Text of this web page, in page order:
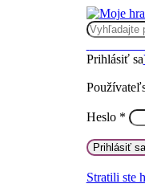
Prihlásiť sa
Heslo *
Prihlásiť sa
Stratili ste